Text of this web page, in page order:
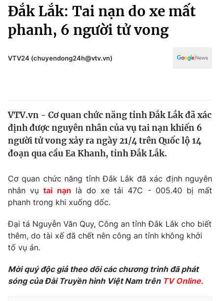
Chuyên mục
Chính trị
Y tế
Thế giới
Thế giới đó đây
Kinh tế
Tài chính
Thị trường
Góc doanh nghiệp
Dữ liệu và đời sống
Truyền hình
Hậu trường
Giải trí
Điện ảnh
Pháp luật
Thể thao
Văn hóa - Giải trí
Giáo dục
Đắk Lắk: Tai nạn do xe mất
phanh, 6 người tử vong
VTV24 (chuyendong24h@vtv.vn)
VTV.vn - Cơ quan chức năng tỉnh Đắk Lắk đã xác
định được nguyên nhân của vụ tai nạn khiến 6
người tử vong xảy ra ngày 21/4 trên Quốc lộ 14
đoạn qua cầu Ea Khanh, tỉnh Đắk Lắk.
Cơ quan chức năng tỉnh Đắk Lắk đã xác định nguyên
nhân vụtai nạn là do xe tải 47C - 005.40 bị mất
phanh trong khi xuống dốc.
Đại tá Nguyễn Văn Quy, Công an tỉnh Đắk Lắk cho biết
thêm, do tài xế đã chết nên công an tỉnh không khởi
tố vụ án.
Mời quý độc giả theo dõi các chương trình đã phát
sóng của Đài Truyền hình Việt Nam trên TV Online.